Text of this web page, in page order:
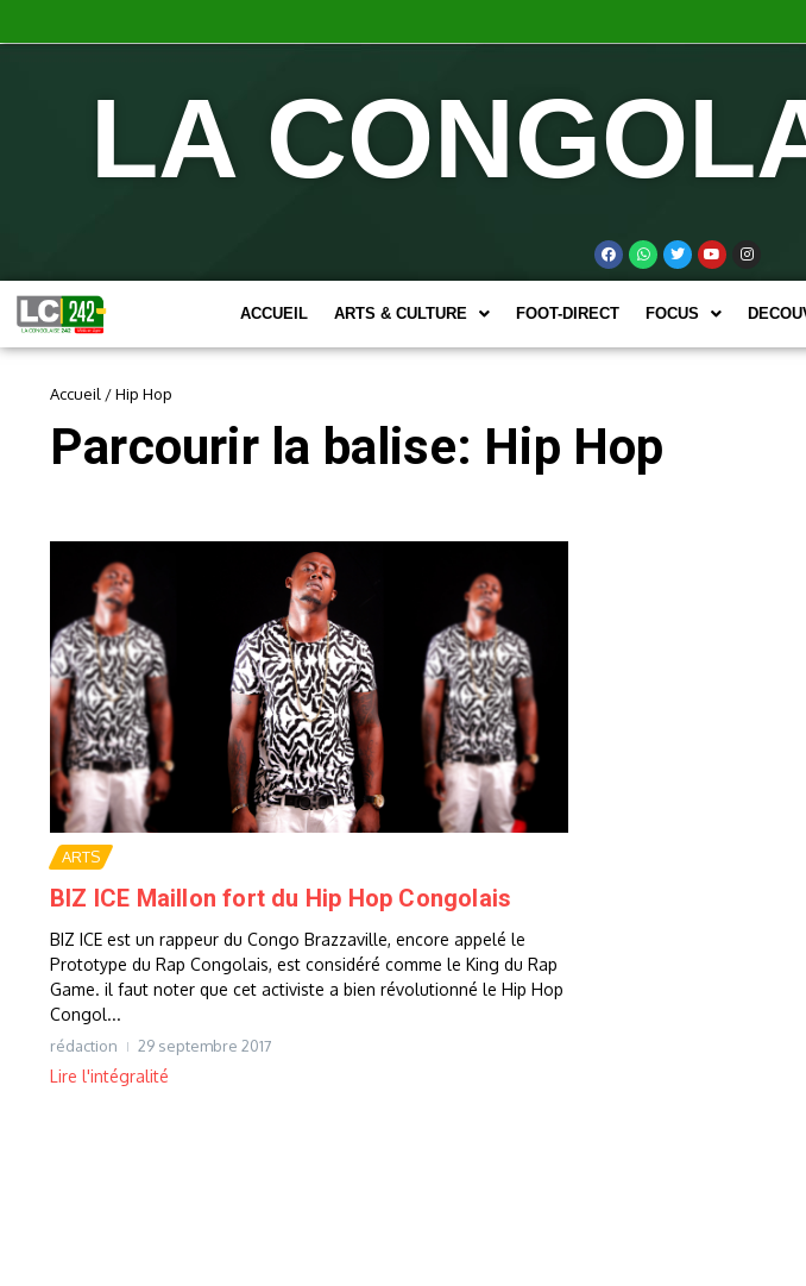
LA
ACCUEIL ARTS & CULTURE FOOT-DIRECT FOCUS
Accueil /Hip Hop
Parcourir la balise: Hip Hop
ARTS
BIZ ICE Maillon fort du Hip Hop Congolais
BIZ ICE est un rappeur du Congo Brazzaville, encore appelé le
Prototype du Rap Congolais, est considéré comme le King du Rap
Game. il faut noter que cet activiste a bien révolutionné le Hip Hop
Congol...
rédaction 29 septembre 2017
Lire l'intégralité